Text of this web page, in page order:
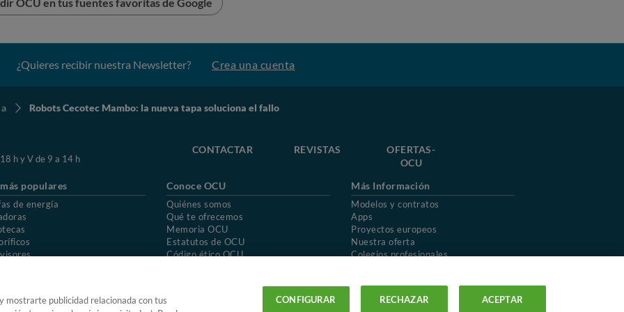
OCU en tus fuentes favoritas de Google
¿Quieres recibir nuestra Newsletter? Crea una cuenta
Robots Cecotec Mambo: la nueva tapa soluciona el fallo
h y V de 9 a 14 h
CONTACTAR REVISTAS
OFERTAS-
OCU
populares
de energía
Conoce OCU
Quiénes somos
Qué te ofrecemos
Memoria OCU
Estatutos de OCU
Código ético OCU
Más Información
Modelos y contratos
Apps
Proyectos europeos
Nuestra oferta
Colegios profesionales
Uso del nombre y de los signos de OCU
mostrarte publicidad relacionada con tus
CONFIGURAR RECHAZAR ACEPTAR